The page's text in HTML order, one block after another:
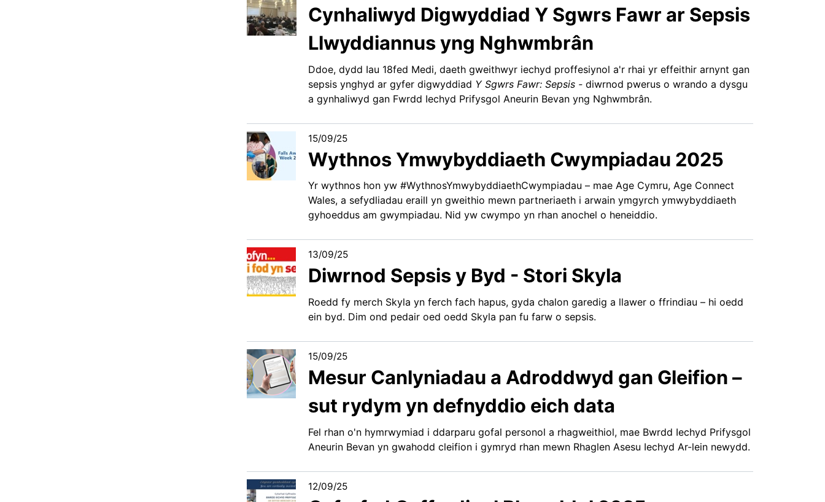
Cynhaliwyd Digwyddiad Y Sgwrs Fawr ar Sepsis
Llwyddiannus yng Nghwmbrân
Ddoe, dydd Iau 18fed Medi, daeth gweithwyr iechyd proffesiynol a'r rhai yr effeithir arnynt gan
sepsis ynghyd ar gyfer digwyddiad Y Sgwrs Fawr: Sepsis - diwrnod pwerus o wrando a dysgu
a gynhaliwyd gan Fwrdd Iechyd Prifysgol Aneurin Bevan yng Nghwmbrân.
15/09/25
Wythnos Ymwybyddiaeth Cwympiadau 2025
Yr wythnos hon yw #WythnosYmwybyddiaethCwympiadau – mae Age Cymru, Age Connect
Wales, a sefydliadau eraill yn gweithio mewn partneriaeth i arwain ymgyrch ymwybyddiaeth
gyhoeddus am gwympiadau. Nid yw cwympo yn rhan anochel o heneiddio.
13/09/25
Diwrnod Sepsis y Byd - Stori Skyla
Roedd fy merch Skyla yn ferch fach hapus, gyda chalon garedig a llawer o ffrindiau – hi oedd
ein byd. Dim ond pedair oed oedd Skyla pan fu farw o sepsis.
15/09/25
Mesur Canlyniadau a Adroddwyd gan Gleifion –
sut rydym yn defnyddio eich data
Fel rhan o'n hymrwymiad i ddarparu gofal personol a rhagweithiol, mae Bwrdd Iechyd Prifysgol
Aneurin Bevan yn gwahodd cleifion i gymryd rhan mewn Rhaglen Asesu Iechyd Ar-lein newydd.
12/09/25